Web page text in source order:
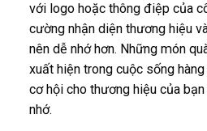
với logo hoặc thông điệp của
cường nhận diện thương hiệu
nên dễ nhớ hơn. Những món
xuất hiện trong cuộc sống
cơ hội cho thương hiệu của
nhớ.